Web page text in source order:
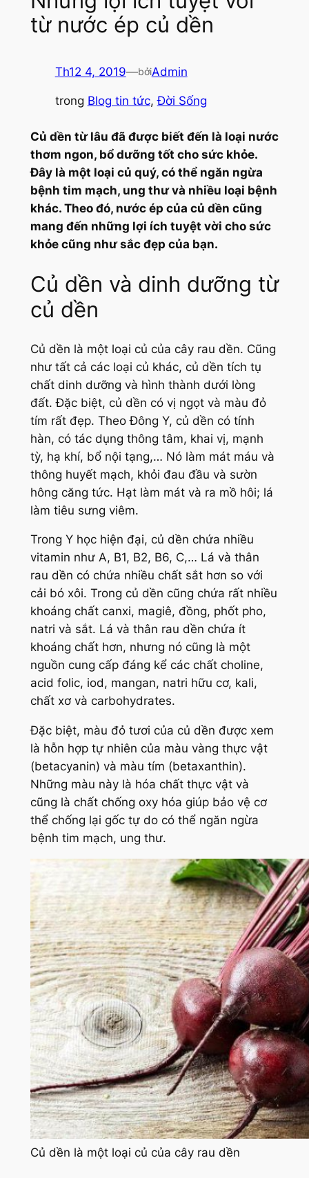
từ nước ép củ dền
Th12 4, 2019—bởiAdmin
trong Blog tin tức, Đời Sống
Củ dền từ lâu đã được biết đến là loại nước
thơm ngon, bổ dưỡng tốt cho sức khỏe.
Đây là một loại củ quý, có thể ngăn ngừa
bệnh tim mạch, ung thư và nhiều loại bệnh
khác. Theo đó, nước ép của củ dền cũng
mang đến những lợi ích tuyệt vời cho sức
khỏe cũng như sắc đẹp của bạn.
Củ dền và dinh dưỡng từ
củ dền
Củ dền là một loại củ của cây rau dền. Cũng
như tất cả các loại củ khác, củ dền tích tụ
chất dinh dưỡng và hình thành dưới lòng
đất. Đặc biệt, củ dền có vị ngọt và màu đỏ
tím rất đẹp. Theo Đông Y, củ dền có tính
hàn, có tác dụng thông tâm, khai vị, mạnh
tỳ, hạ khí, bổ nội tạng,… Nó làm mát máu và
thông huyết mạch, khỏi đau đầu và sườn
hông căng tức. Hạt làm mát và ra mồ hôi; lá
làm tiêu sưng viêm.
Trong Y học hiện đại, củ dền chứa nhiều
vitamin như A, B1, B2, B6, C,… Lá và thân
rau dền có chứa nhiều chất sắt hơn so với
cải bó xôi. Trong củ dền cũng chứa rất nhiều
khoáng chất canxi, magiê, đồng, phốt pho,
natri và sắt. Lá và thân rau dền chứa ít
khoáng chất hơn, nhưng nó cũng là một
nguồn cung cấp đáng kể các chất choline,
acid folic, iod, mangan, natri hữu cơ, kali,
chất xơ và carbohydrates.
Đặc biệt, màu đỏ tươi của củ dền được xem
là hỗn hợp tự nhiên của màu vàng thực vật
(betacyanin) và màu tím (betaxanthin).
Những màu này là hóa chất thực vật và
cũng là chất chống oxy hóa giúp bảo vệ cơ
thể chống lại gốc tự do có thể ngăn ngừa
bệnh tim mạch, ung thư.
Củ dền là một loại củ của cây rau dền